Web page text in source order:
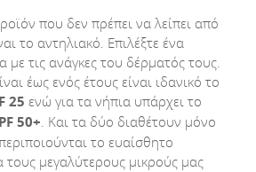
που δεν πρέπει να λείπει από
το αντηλιακό. Επιλέξτε ένα
τις ανάγκες του δέρματός τους.
έως ενός έτους είναι ιδανικό το
25 ενώ για τα νήπια υπάρχει το
50+ . Και τα δύο διαθέτουν μόνο
το ευαίσθητο
τους μεγαλύτερους μικρούς μας